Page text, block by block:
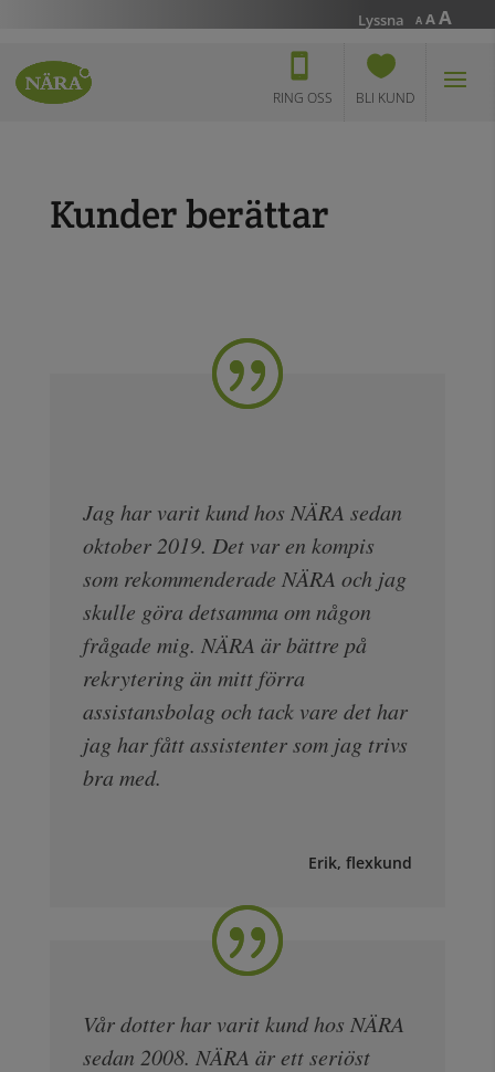
Lyssna ADecrease
font
size.
AReset
font
A
font
RING OSS BLI KUND
Kunder berättar
Jag har varit kund hos NÄRA sedan
oktober 2019. Det var en kompis
som rekommenderade NÄRA och jag
skulle göra detsamma om någon
frågade mig. NÄRA är bättre på
rekrytering än mitt förra
assistansbolag och tack vare det har
jag har fått assistenter som jag trivs
bra med.
Erik, flexkund
Vår dotter har varit kund hos NÄRA
sedan 2008. NÄRA är ett seriöst